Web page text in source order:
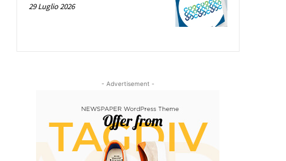
29 Luglio 2026
- Advertisement -